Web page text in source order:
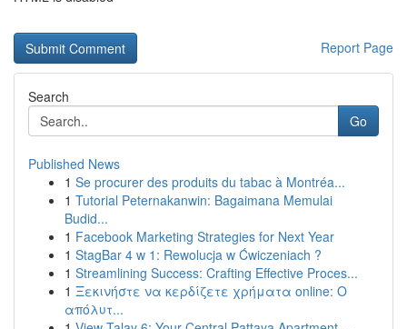
Report Page
Search
Go
Published News
1 Se procurer des produits du tabac à Montréa...
1 Tutorial Peternakanwin: Bagaimana Memulai
Budid...
1 Facebook Marketing Strategies for Next Year
1 StagBar 4 w 1: Rewolucja w Ćwiczeniach ?
1 Streamlining Success: Crafting Effective Proces...
1 Ξεκινήστε να κερδίζετε χρήματα online: Ο
απόλυτ...